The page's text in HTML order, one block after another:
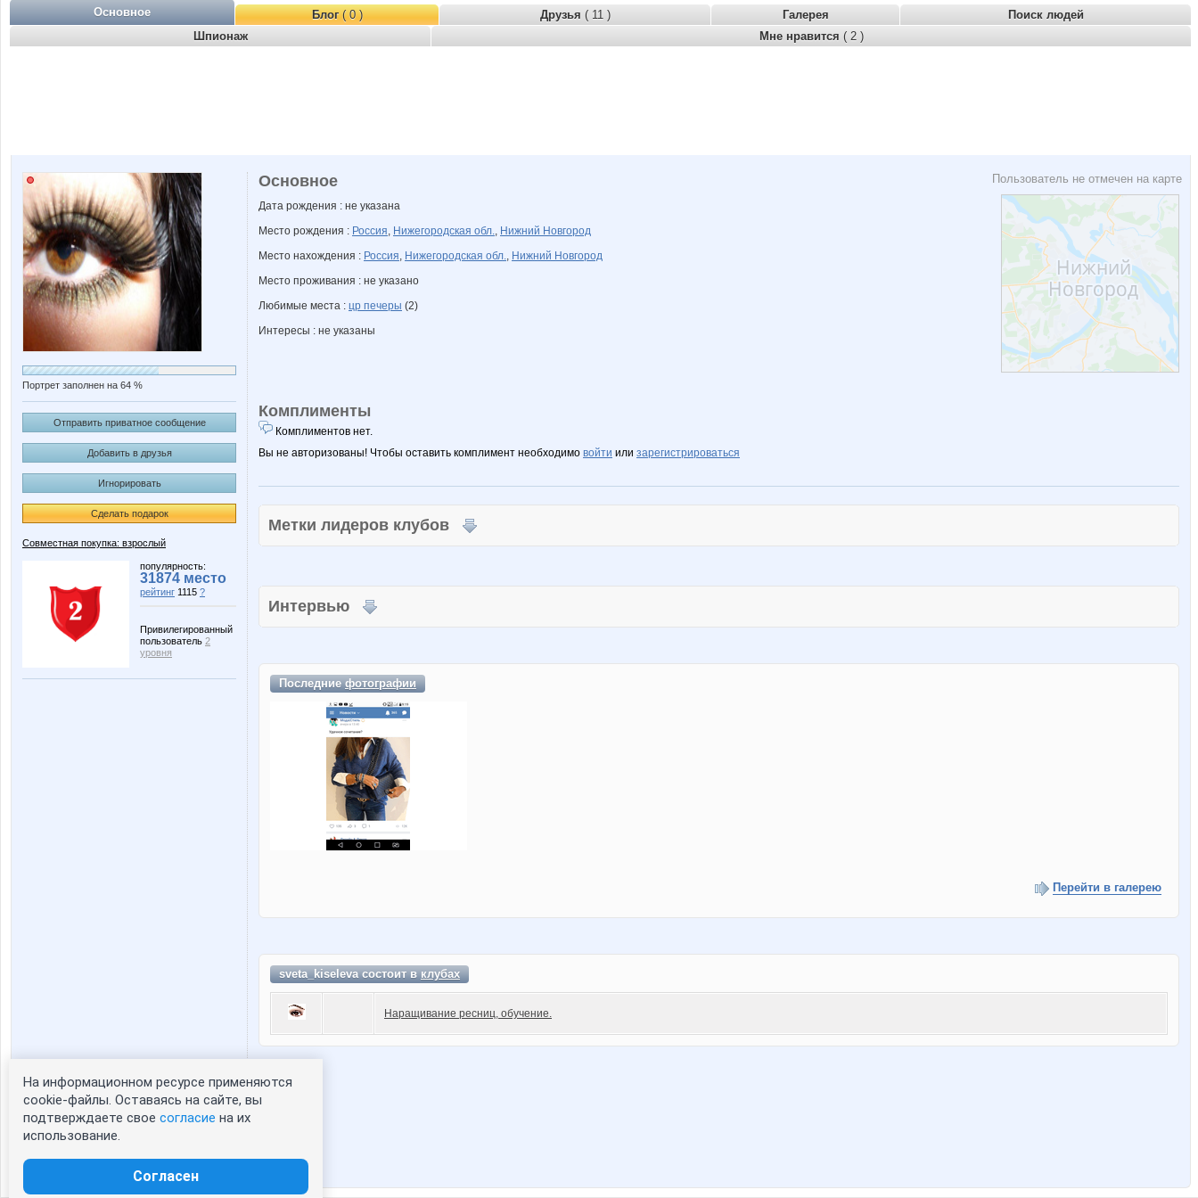
Основное Блог( 0 ) Друзья ( 11 ) Галерея
Поиск людей
Шпионаж
Мне нравится ( 2 )
Портрет заполнен на 64 %
Отправить приватное сообщение
Добавить в друзья
Игнорировать
Сделать подарок
Совместная покупка: взрослый
популярность:
31874 место
рейтинг 1115 ?
Привилегированный
пользователь 2
уровня
Статистика портрета:
сейчас просматривают портрет - 0
зарегистрированные пользователи
Пользователь не отмечен на карте
Основное
Дата рождения : не указана
Место рождения : Россия, Нижегородская обл., Нижний Новгород
Место нахождения : Россия, Нижегородская обл., Нижний Новгород
Место проживания : не указано
Любимые места : цр печеры (2)
Интересы : не указаны
Комплименты
Комплиментов нет.
Вы не авторизованы! Чтобы оставить комплимент необходимо войти или зарегистрироваться
Метки лидеров клубов
Интервью
Последниефотографии
Перейти в галерею
sveta_kiseleva состоит вклубах
Наращивание ресниц, обучение.
На информационном ресурсе применяются
cookie-файлы. Оставаясь на сайте, вы
подтверждаете свое согласие на их
использование.
Согласен